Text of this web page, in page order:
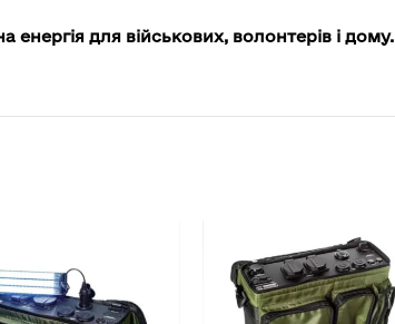
для військових, волонтерів і дому.